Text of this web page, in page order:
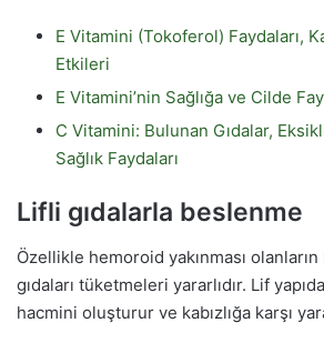
E Vitamini (Tokoferol) Faydaları,
Etkileri
E Vitamini’nin Sağlığa ve Cilde
C Vitamini: Bulunan Gıdalar,
Sağlık Faydaları
Lifli gıdalarla beslenme
Özellikle hemoroid yakınması
gıdaları tüketmeleri yararlıdır. Lif
hacmini oluşturur ve kabızlığa karşı